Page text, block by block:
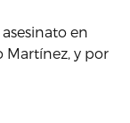
en
Martínez, y por